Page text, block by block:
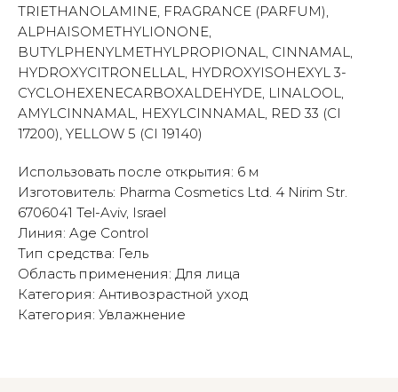
TRIETHANOLAMINE, FRAGRANCE (PARFUM),
ALPHAISOMETHYLIONONE,
BUTYLPHENYLMETHYLPROPIONAL, CINNAMAL,
HYDROXYCITRONELLAL, HYDROXYISOHEXYL 3-
CYCLOHEXENECARBOXALDEHYDE, LINALOOL,
AMYLCINNAMAL, HEXYLCINNAMAL, RED 33 (CI
17200), YELLOW 5 (CI 19140)
Использовать после открытия: 6 м
Изготовитель: Pharma Cosmetics Ltd. 4 Nirim Str.
6706041 Tel-Aviv, Israel
Линия: Age Control
Тип средства: Гель
Область применения: Для лица
Категория: Антивозрастной уход
Категория: Увлажнение